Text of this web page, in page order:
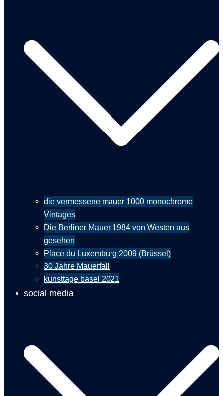
die vermessene mauer 1000 monochrome
Vintages
Die Berliner Mauer 1984 von Westen aus
gesehen
Place du Luxemburg 2009 (Brüssel)
30 Jahre Mauerfall
kunsttage basel 2021
social media